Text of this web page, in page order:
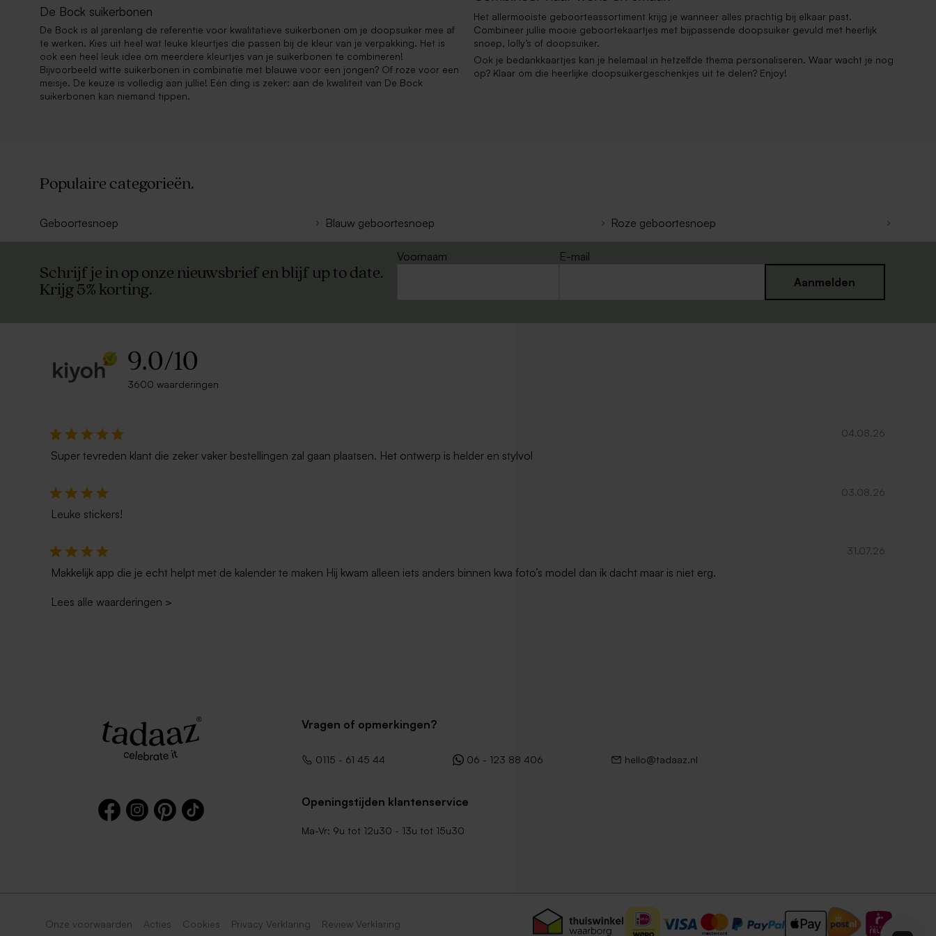
De Bock suikerbonen
De Bock is al jarenlang de referentie voor kwalitatieve suikerbonen om je doopsuiker mee af
te werken. Kies uit heel wat leuke kleurtjes die passen bij de kleur van je verpakking. Het is
ook een heel leuk idee om meerdere kleurtjes van je suikerbonen te combineren!
Bijvoorbeeld witte suikerbonen in combinatie met blauwe voor een jongen? Of roze voor een
meisje. De keuze is volledig aan jullie! Eén ding is zeker: aan de kwaliteit van De Bock
suikerbonen kan niemand tippen.
Het allermooiste geboorteassortiment krijg je wanneer alles prachtig bij elkaar past.
Combineer jullie mooie geboortekaartjes met bijpassende doopsuiker gevuld met heerlijk
snoep, lolly’s of doopsuiker.
Ook je bedankkaartjes kan je helemaal in hetzelfde thema personaliseren. Waar wacht je nog
op? Klaar om die heerlijke doopsuikergeschenkjes uit te delen? Enjoy!
Populaire categorieën.
Geboortesnoep Blauw geboortesnoep Roze geboortesnoep
Schrijf je in op onze nieuwsbrief en blijf up to date.
Krijg 5% korting.
Voornaam
E-mail
Aanmelden
9.0/10
3600 waarderingen
04.08.26
Super tevreden klant die zeker vaker bestellingen zal gaan plaatsen. Het ontwerp is helder en stylvol
03.08.26
Leuke stickers!
31.07.26
Makkelijk app die je echt helpt met de kalender te maken Hij kwam alleen iets anders binnen kwa foto’s model dan ik dacht maar is niet erg.
Lees alle waarderingen >
Vragen of opmerkingen?
0115 - 61 45 44 06 - 123 88 406 hello@tadaaz.nl
Openingstijden klantenservice
Ma-Vr: 9u tot 12u30 - 13u tot 15u30
Onze voorwaarden Acties Cookies Privacy Verklaring Review Verklaring